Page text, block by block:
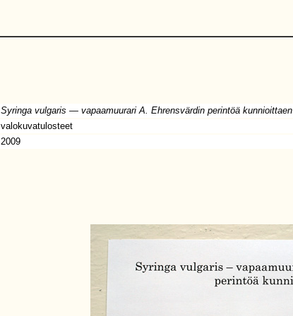
Syringa vulgaris — vapaamuurari A. Ehrensvärdin perintöä kunnioittaen
valokuvatulosteet
2009